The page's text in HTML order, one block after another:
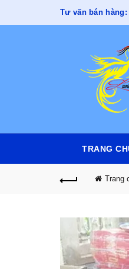
Tư vấn bán hàng:
TRANG
Trang